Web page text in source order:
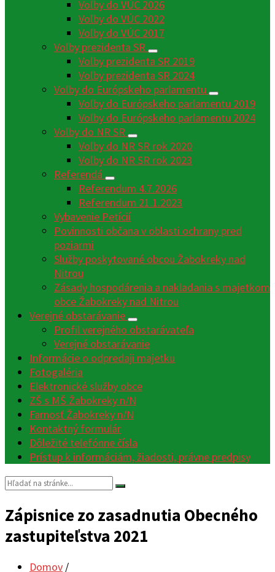
Voľby do VÚC 2026
Voľby do VÚC 2022
Voľby do VÚC 2017
Voľby prezidenta SR
Voľby prezidenta SR 2019
Voľby prezidenta SR 2024
Voľby do Európskeho parlamentu
Voľby do Európskeho parlamentu 2019
Voľby do Európskeho parlamentu 2024
Voľby do NR SR
Voľby do NR SR rok 2020
Voľby do NR SR rok 2023
Referendá
Referendum 4.7.2026
Referendum 21.1.2023
Vybavenie Petícií
Povinnosti občana v oblasti ochrany pred
poziarmi
Služby poskytované obcou Žabokreky nad
Nitrou
Zásady hospodárenia a nakladania s majetkom
obce Žabokreky nad Nitrou
Verejné obstarávanie
Profil verejného obstarávateľa
Verejné obstarávanie
Informácie o odpredaji majetku
Fotogaléria
Elektronické služby obce
ZŠ s MŠ Žabokreky n/N
Farnosť Žabokreky n/N
Kontaktný formulár
Dôležité telefónne čísla
Prístup k informáciám, žiadosti, právne predpisy
Vyhľadávanie:
Zápisnice zo zasadnutia Obecného
zastupiteľstva 2021
Domov /